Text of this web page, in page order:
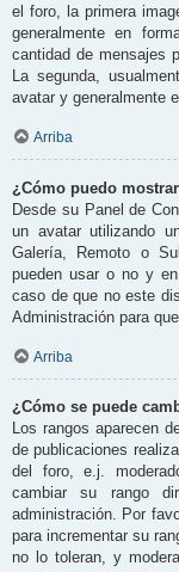
el foro, la primera
generalmente en
cantidad de mensajes
La segunda,
avatar y generalmente
Arriba
¿Cómo puedo
Desde su Panel de
un avatar utilizando
Galería, Remoto o
pueden usar o no y
caso de que no este
Administración para
Arriba
¿Cómo se puede
Los rangos aparecen
de publicaciones
del foro, e.j.
cambiar su rango
administración. Por
para incrementar su
no lo toleran, y